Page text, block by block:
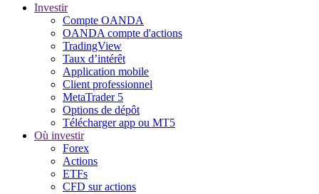
Investir
Compte OANDA
OANDA compte d'actions
TradingView
Taux d’intérêt
Application mobile
Client professionnel
MetaTrader 5
Options de dépôt
Télécharger app ou MT5
Où investir
Forex
Actions
ETFs
CFD sur actions